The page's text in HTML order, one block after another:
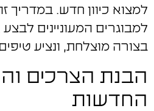
למצוא כיוון חדש. במדריך
למבוגרים המעוניינים
בצורה מוצלחת, ונציע
הבנת הצרכים
החדשות